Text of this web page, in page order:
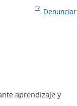
Denunciar
aprendizaje y